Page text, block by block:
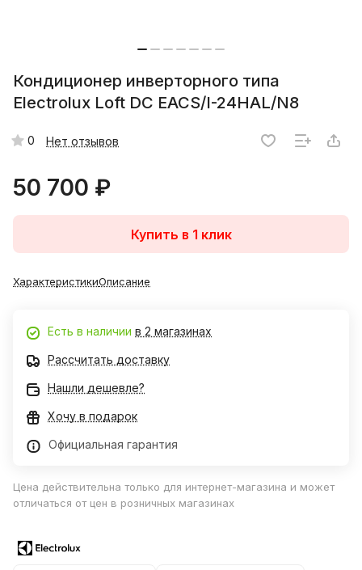
Кондиционер инверторного типа
Electrolux Loft DC EACS/I-24HAL/N8
0 Нет отзывов
50 700 ₽
Купить в 1 клик
ХарактеристикиОписание
Есть в наличии в 2 магазинах
Рассчитать доставку
Нашли дешевле?
Хочу в подарок
Официальная гарантия
Цена действительна только для интернет-магазина и может
отличаться от цен в розничных магазинах